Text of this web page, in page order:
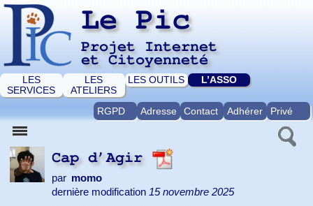
Le Pic
Projet Internet
et Citoyenneté
LES
SERVICES
LES
ATELIERS
LES OUTILS L’ASSO
RGPD Adresse Contact Adhérer Privé
Cap d’Agir
par momo
dernière modification 15 novembre 2025